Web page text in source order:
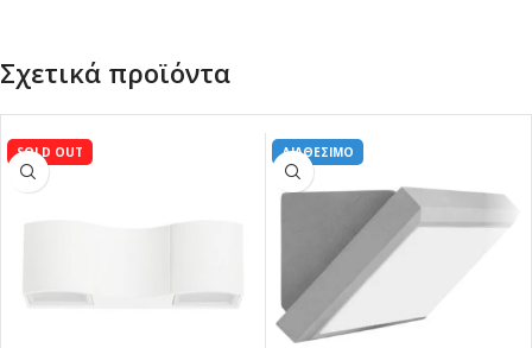
Σχετικά προϊόντα
SOLD OUT ΔΙΑΘΕΣΙΜΟ